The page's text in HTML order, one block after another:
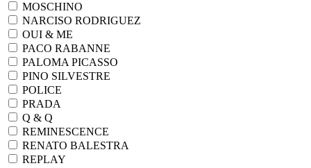
MOSCHINO
NARCISO RODRIGUEZ
OUI & ME
PACO RABANNE
PALOMA PICASSO
PINO SILVESTRE
POLICE
PRADA
Q & Q
REMINESCENCE
RENATO BALESTRA
REPLAY